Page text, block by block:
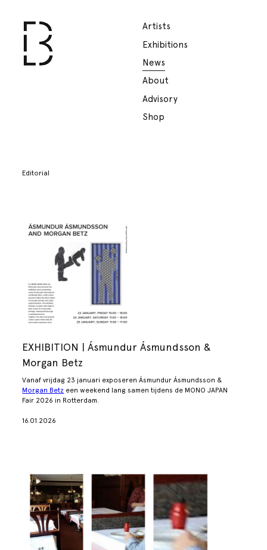
Artists
Exhibitions
News
About
Advisory
Shop
Editorial
EXHIBITION | Ásmundur Ásmundsson &
Morgan Betz
Vanaf vrijdag 23 januari exposeren Ásmundur Ásmundsson &
Morgan Betz een weekend lang samen tijdens de MONO JAPAN
Fair 2026 in Rotterdam.
16.01.2026